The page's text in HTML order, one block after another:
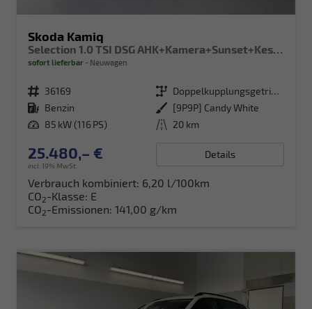
Skoda Kamiq
Selection 1.0 TSI DSG AHK+Kamera+Sunset+Kessy+AppConnect+Sitzheiz+Alu16+GV5
sofort lieferbar Neuwagen
Fahrzeugnr. 36169 Getriebe
Doppelkupplungsgetriebe (DSG)
Kraftstoff Benzin Außenfarbe [9P9P] Candy White
Leistung 85 kW (116 PS) Kilometerstand 20 km
25.480,– €
incl. 19% MwSt.
Details
Verbrauch kombiniert: 6,20 l/100km
CO2-Klasse: E
CO2-Emissionen: 141,00 g/km